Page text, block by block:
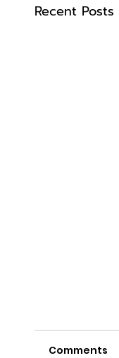
Recent Posts
Comments